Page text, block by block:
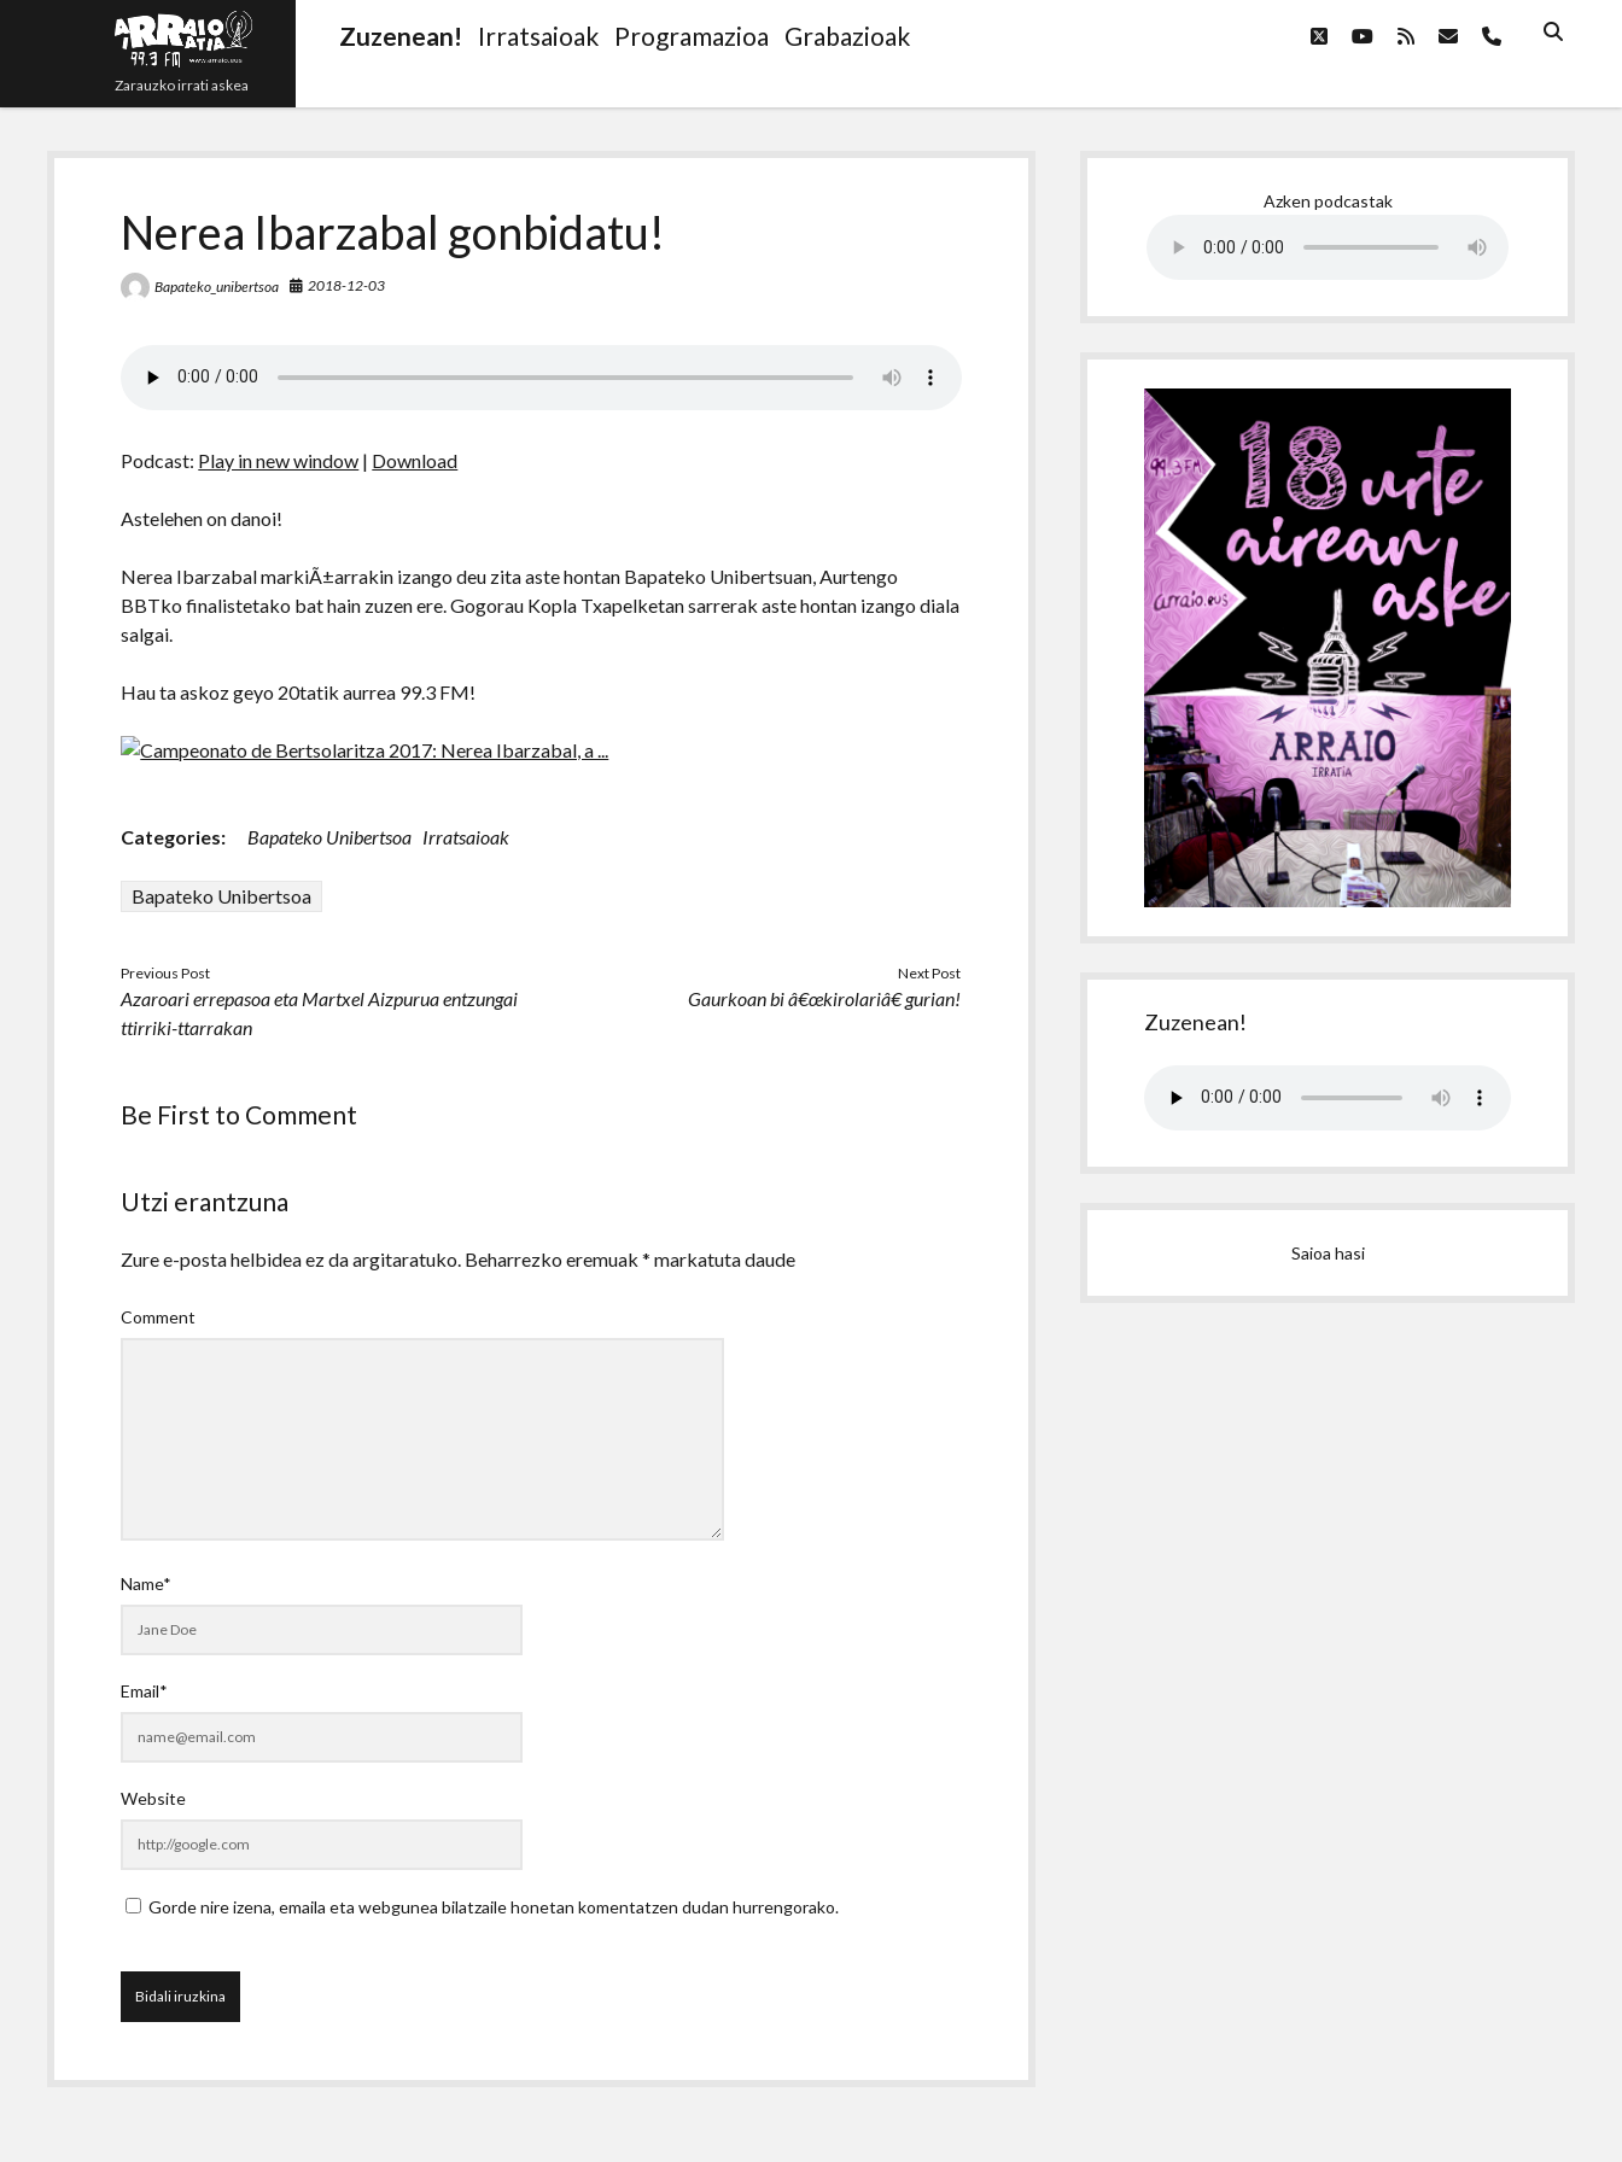
Zarauzko irrati askea
Zuzenean! Irratsaioak Programazioa Grabazioak twitteryoutube
rss emailphone
Nerea Ibarzabal gonbidatu!
Bapateko_unibertsoa 2018-12-03
Podcast: Play in new window | Download
Astelehen on danoi!
Nerea Ibarzabal markiÃ±arrakin izango deu zita aste hontan Bapateko Unibertsuan, Aurtengo
BBTko finalistetako bat hain zuzen ere. Gogorau Kopla Txapelketan sarrerak aste hontan izango diala
salgai.
Hau ta askoz geyo 20tatik aurrea 99.3 FM!
Categories: Bapateko Unibertsoa Irratsaioak
Bapateko Unibertsoa
Previous Post
Azaroari errepasoa eta Martxel Aizpurua entzungai
ttirriki-ttarrakan
Next Post
Gaurkoan bi â€œkirolariâ€ gurian!
Be First to Comment
Utzi erantzuna
Zure e-posta helbidea ez da argitaratuko. Beharrezko eremuak* markatuta daude
Comment
Name*
Email*
Website
Gorde nire izena, emaila eta webgunea bilatzaile honetan komentatzen dudan hurrengorako.
Azken podcastak
Zuzenean!
Saioa hasi